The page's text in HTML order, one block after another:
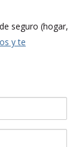
seguro (hogar,
y te